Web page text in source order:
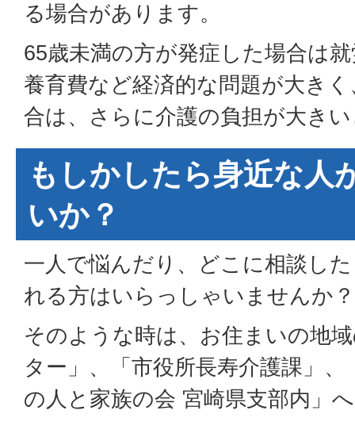
る場合があります。
65歳未満の方が発症した場合は
養育費など経済的な問題が大き
合は、さらに介護の負担が大き
もしかしたら身近な人
いか？
一人で悩んだり、どこに相談し
れる方はいらっしゃいませんか？
そのような時は、お住まいの地
ター」、「市役所長寿介護課」
の人と家族の会 宮崎県支部内」